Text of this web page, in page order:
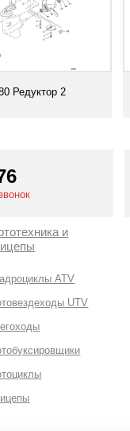
Редуктор 2
и
ATV
UTV